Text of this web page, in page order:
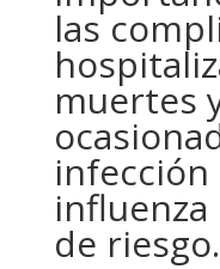
las
muertes
de riesgo.